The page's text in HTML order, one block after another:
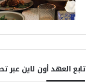
تابع العهد أون لاين عبر